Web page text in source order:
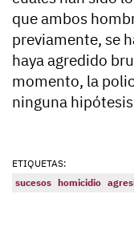
que ambos
previamente, se
haya agredido
momento, la
ninguna
ETIQUETAS:
sucesos homicidio